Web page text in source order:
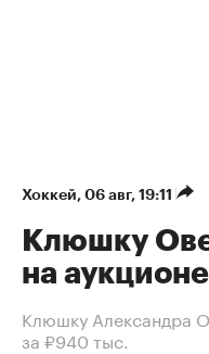
Хоккей⁠, 06 авг, 19:11
Клюшку
на
Клюшку Александра
за ₽940 тыс.